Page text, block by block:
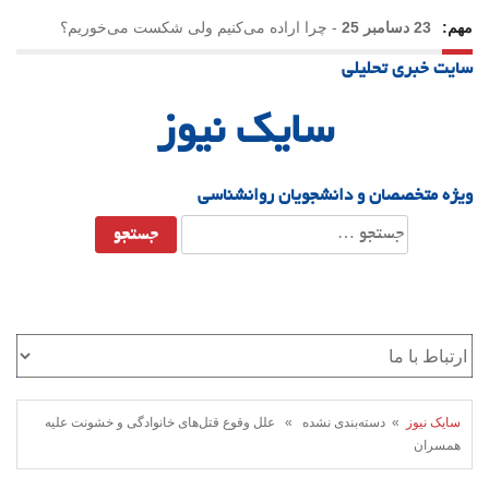
مهم: 23 دسامبر 25 - چرا اراده می‌کنیم ولی شکست می‌خوریم؟
21 دسامبر 25
سایت خبری تحلیلی
سایک نیوز
ویژه متخصصان و دانشجویان روانشناسی
جستجو
برای:
سایک نیوز
» دسته‌بندی نشده » علل وقوع قتل‌های خانوادگی و خشونت علیه
همسران